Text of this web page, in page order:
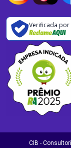
Verificada por
CIB -